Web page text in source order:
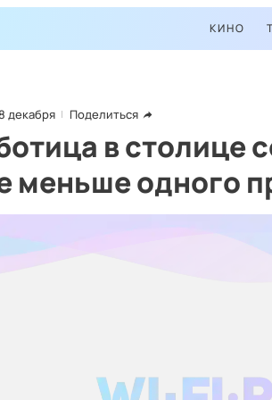
КИНО
декабря Поделиться
в столице
меньше одного